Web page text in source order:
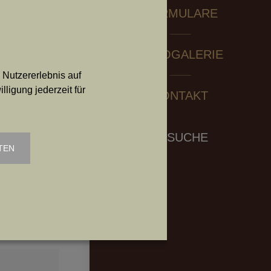
FORMULARE
FOTOGALERIE
KONTAKT
Search:
SUCHE
T:
auf
jederzeit für